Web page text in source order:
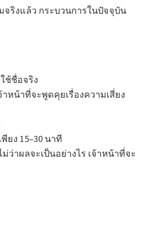
ริงแล้ว กระบวนการในปัจจุบัน
ช้ชื่อจริง
าหน้าที่จะพูดคุยเรื่องความเสี่ยง
ยง 15–30 นาที
ว่าผลจะเป็นอย่างไร เจ้าหน้าที่จะ